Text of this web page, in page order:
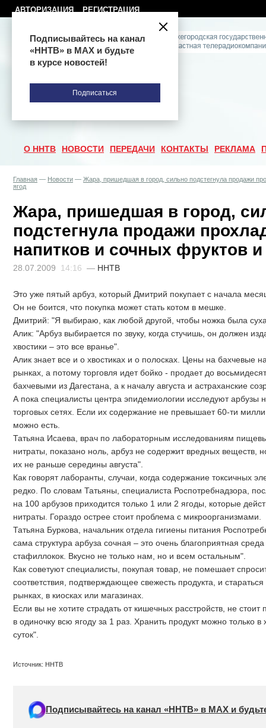
АВТОРИЗАЦИЯ РЕГИСТРАЦИЯ
О ННТВ НОВОСТИ ПЕРЕДАЧИ КОНТАКТЫ РЕКЛАМА
Главная — Новости — Жара, пришедшая в город, сильно подстегнула продажи
ягод
Жара, пришедшая в город,
подстегнула продажи
напитков и сочных фруктов и
28.07.2009 14:16 — ННТВ
Это уже пятый арбуз, который Дмитрий покупает с начала
Он не боится, что покупка может стать котом в мешке.
Дмитрий: "Я выбираю, как любой другой, чтобы ножка была
Алик: "Арбуз выбирается по звуку, когда стучишь, он должен
хвостики – это все вранье".
Алик знает все и о хвостиках и о полосках. Цены на бахчевые
рынках, а потому торговля идет бойко - продает до
бахчевыми из Дагестана, а к началу августа и астраханские
А пока специалисты центра эпидемиологии исследуют арбузы
торговых сетях. Если их содержание не превышает 60-ти
можно есть.
Татьяна Исаева, врач по лабораторным исследованиям
нитраты, показано ноль, арбуз не содержит вредных веществ,
их не раньше середины августа".
Как говорят лаборанты, случаи, когда содержание токсичных
редко. По словам Татьяны, специалиста Роспотребнадзора,
на 100 арбузов приходится только 1 или 2 ягоды, которые
нитраты. Гораздо острее стоит проблема с микроорганизмами.
Татьяна Буркова, начальник отдела гигиены питания
сама структура арбуза сочная – это очень благоприятная
стафиллокок. Вкусно не только нам, но и всем остальным".
Как советуют специалисты, покупая товар, не помешает
соответствия, подтверждающее свежесть продукта, и
рынках, в киосках или магазинах.
Если вы не хотите страдать от кишечных расстройств, не стоит
в одиночку всю ягоду за 1 раз. Хранить продукт можно только в
суток".
Источник: ННТВ
Подписывайтесь на канал «ННТВ» в МАХ и
Подписывайтесь на канал
«ННТВ» в МАХ и будьте
в курсе новостей!
Подписаться